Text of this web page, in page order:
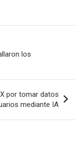
los
por tomar datos
mediante IA